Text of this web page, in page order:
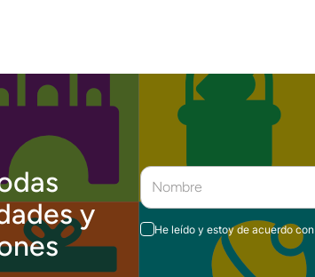
y
He leído y estoy de acuerdo con